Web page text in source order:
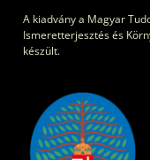
A kiadvány a Magyar
Ismeretterjesztés és
készült.